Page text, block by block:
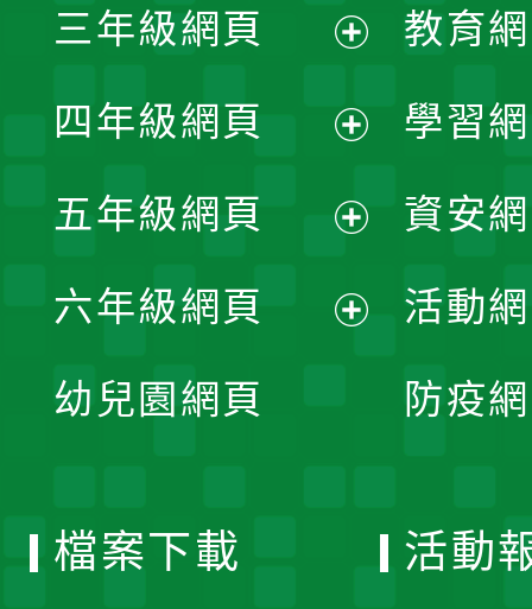
選
單
開
選
單
三年級網頁
開
選
單
四年級網頁
開
選
五年級網頁
開
六年級網頁
幼兒園網頁
教育
學習
資安
活動
防疫
檔案下載 活動